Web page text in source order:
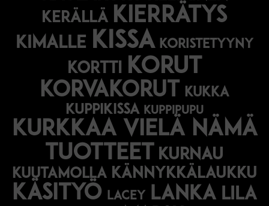
kerällä kierrätys
kimalle kissa koristetyyny
kortti korut
korvakorut
kukka
kuppikissa kuppipupu
Kurkkaa vielä nämä
tuotteet kurnau
kuutamolla kännykkälaukku
käsityö lacey lanka lila